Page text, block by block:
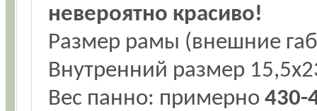
невероятно красиво!
Размер рамы (внешние
Внутренний размер
Вес панно: примерно 430-